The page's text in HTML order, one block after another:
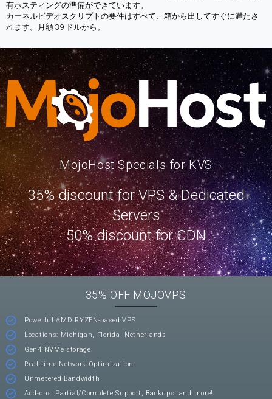
有ホスティングの準備ができています。
カーネルビデオスクリプトの要件はすべて、箱から出してすぐに満たさ
れます。月額 39 ドルから。
MojoHost Specials for KVS
35% discount for VPS & Dedicated
Servers
50% discount for CDN
35% OFF MOJOVPS
Powerful AMD RYZEN-based VPS
Locations: Michigan, Florida, Netherlands
Gen4 NVMe storage
Real-time Network Optimization
Unmetered Bandwidth
Add-ons: Partial/Complete Support, Backups, and more!